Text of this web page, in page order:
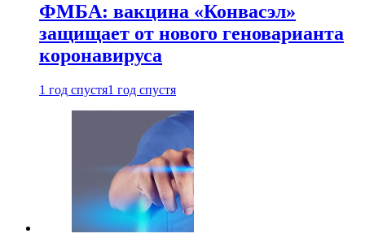
ФМБА: вакцина «Конвасэл»
защищает от нового геноварианта
коронавируса
1 год спустя1 год спустя